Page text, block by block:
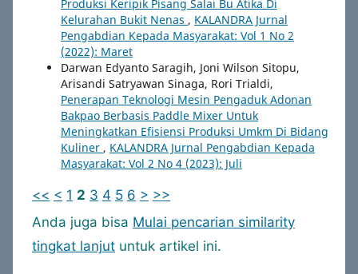
Produksi Keripik Pisang Salai Bu Atika Di
Kelurahan Bukit Nenas , KALANDRA Jurnal
Pengabdian Kepada Masyarakat: Vol 1 No 2
(2022): Maret
Darwan Edyanto Saragih, Joni Wilson Sitopu,
Arisandi Satryawan Sinaga, Rori Trialdi,
Penerapan Teknologi Mesin Pengaduk Adonan
Bakpao Berbasis Paddle Mixer Untuk
Meningkatkan Efisiensi Produksi Umkm Di Bidang
Kuliner , KALANDRA Jurnal Pengabdian Kepada
Masyarakat: Vol 2 No 4 (2023): Juli
<< < 1 2 3 4 5 6 > >>
Anda juga bisa Mulai pencarian similarity
tingkat lanjutuntuk artikel ini.